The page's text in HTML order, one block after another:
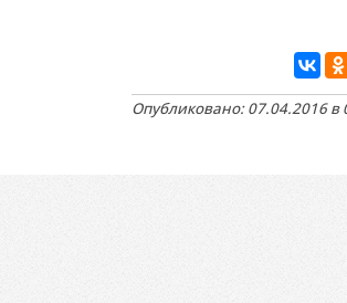
Опубликовано: 07.04.2016 в